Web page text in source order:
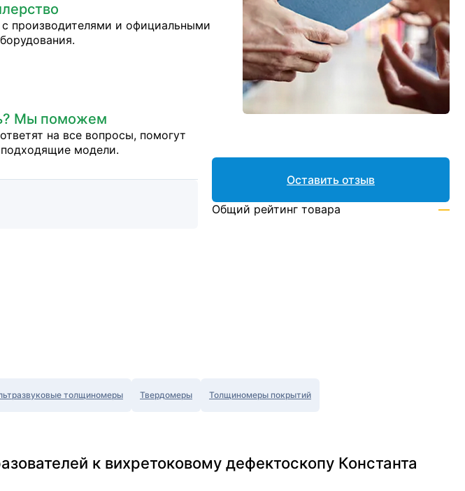
производителями и официальными
Мы поможем
на все вопросы, помогут
модели.
Оставить отзыв
Общий рейтинг товара —
толщиномеры Твердомеры Толщиномеры покрытий
к вихретоковому дефектоскопу Константа